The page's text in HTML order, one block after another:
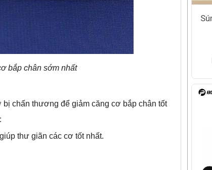
bắp chân sớm nhất
chấn thương để giảm căng cơ bắp chân tốt
thư giãn các cơ tốt nhất.